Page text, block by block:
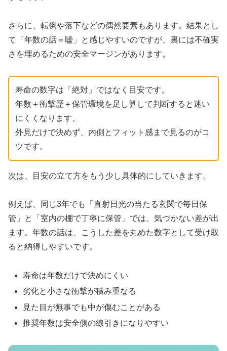
さらに、転倒や落下などの偶然要素もあります。結果とし
て「年数の話＝嘘」と感じやすいのですが、裏には不確実
さを埋めるための安全マージンがあります。
寿命の数字は「絶対」ではなく目安です。
年数＋衝撃歴＋保管環境を足し算して判断すると迷い
にくくなります。
外見だけで決めず、内側とフィット感まで見るのがコ
ツです。
次は、目安の立て方をもう少し具体的にしていきます。
例えば、同じ3年でも「直射日光の当たる玄関で毎日保
管」と「室内の棚で丁寧に保管」では、気づかない差が出
ます。年数の話は、こうした差を丸めた数字として受け取
ると納得しやすいです。
寿命は年数だけで決めにくい
劣化と小さな衝撃が積み重なる
見た目が無事でも中が傷むことがある
推奨年数は安全側の線引きになりやすい